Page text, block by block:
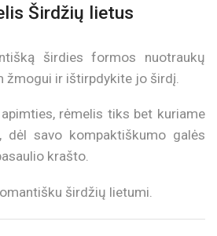
Širdžių lietus
širdies formos nuotraukų
žmogui ir ištirpdykite jo širdį.
rėmelis tiks bet kuriame
dėl savo kompaktiškumo galės
krašto.
širdžių lietumi.